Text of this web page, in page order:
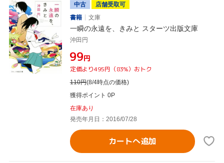
中古
店舗受取可
書籍
文庫
一瞬の永遠を、きみと スターツ出版文庫
沖田円
¥99円
定価より495円（83%）おトク
110円(8/4時点の価格)
獲得ポイント 0P
在庫あり
発売年月日：2016/07/28
カートへ追加